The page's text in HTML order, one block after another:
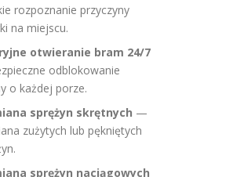
rozpoznanie przyczyny
na miejscu.
otwieranie bram 24/7
odblokowanie
o każdej porze.
sprężyn skrętnych —
zużytych lub pękniętych
sprężyn naciągowych